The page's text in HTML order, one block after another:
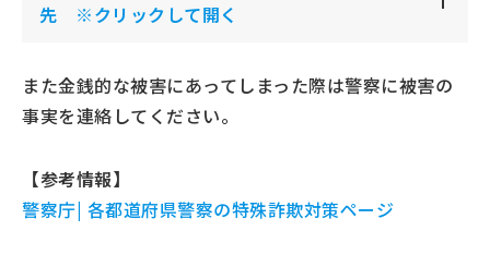
先 ※クリックして開く
また金銭的な被害にあってしまった際は警察に被害の
事実を連絡してください。
【参考情報】
警察庁| 各都道府県警察の特殊詐欺対策ページ